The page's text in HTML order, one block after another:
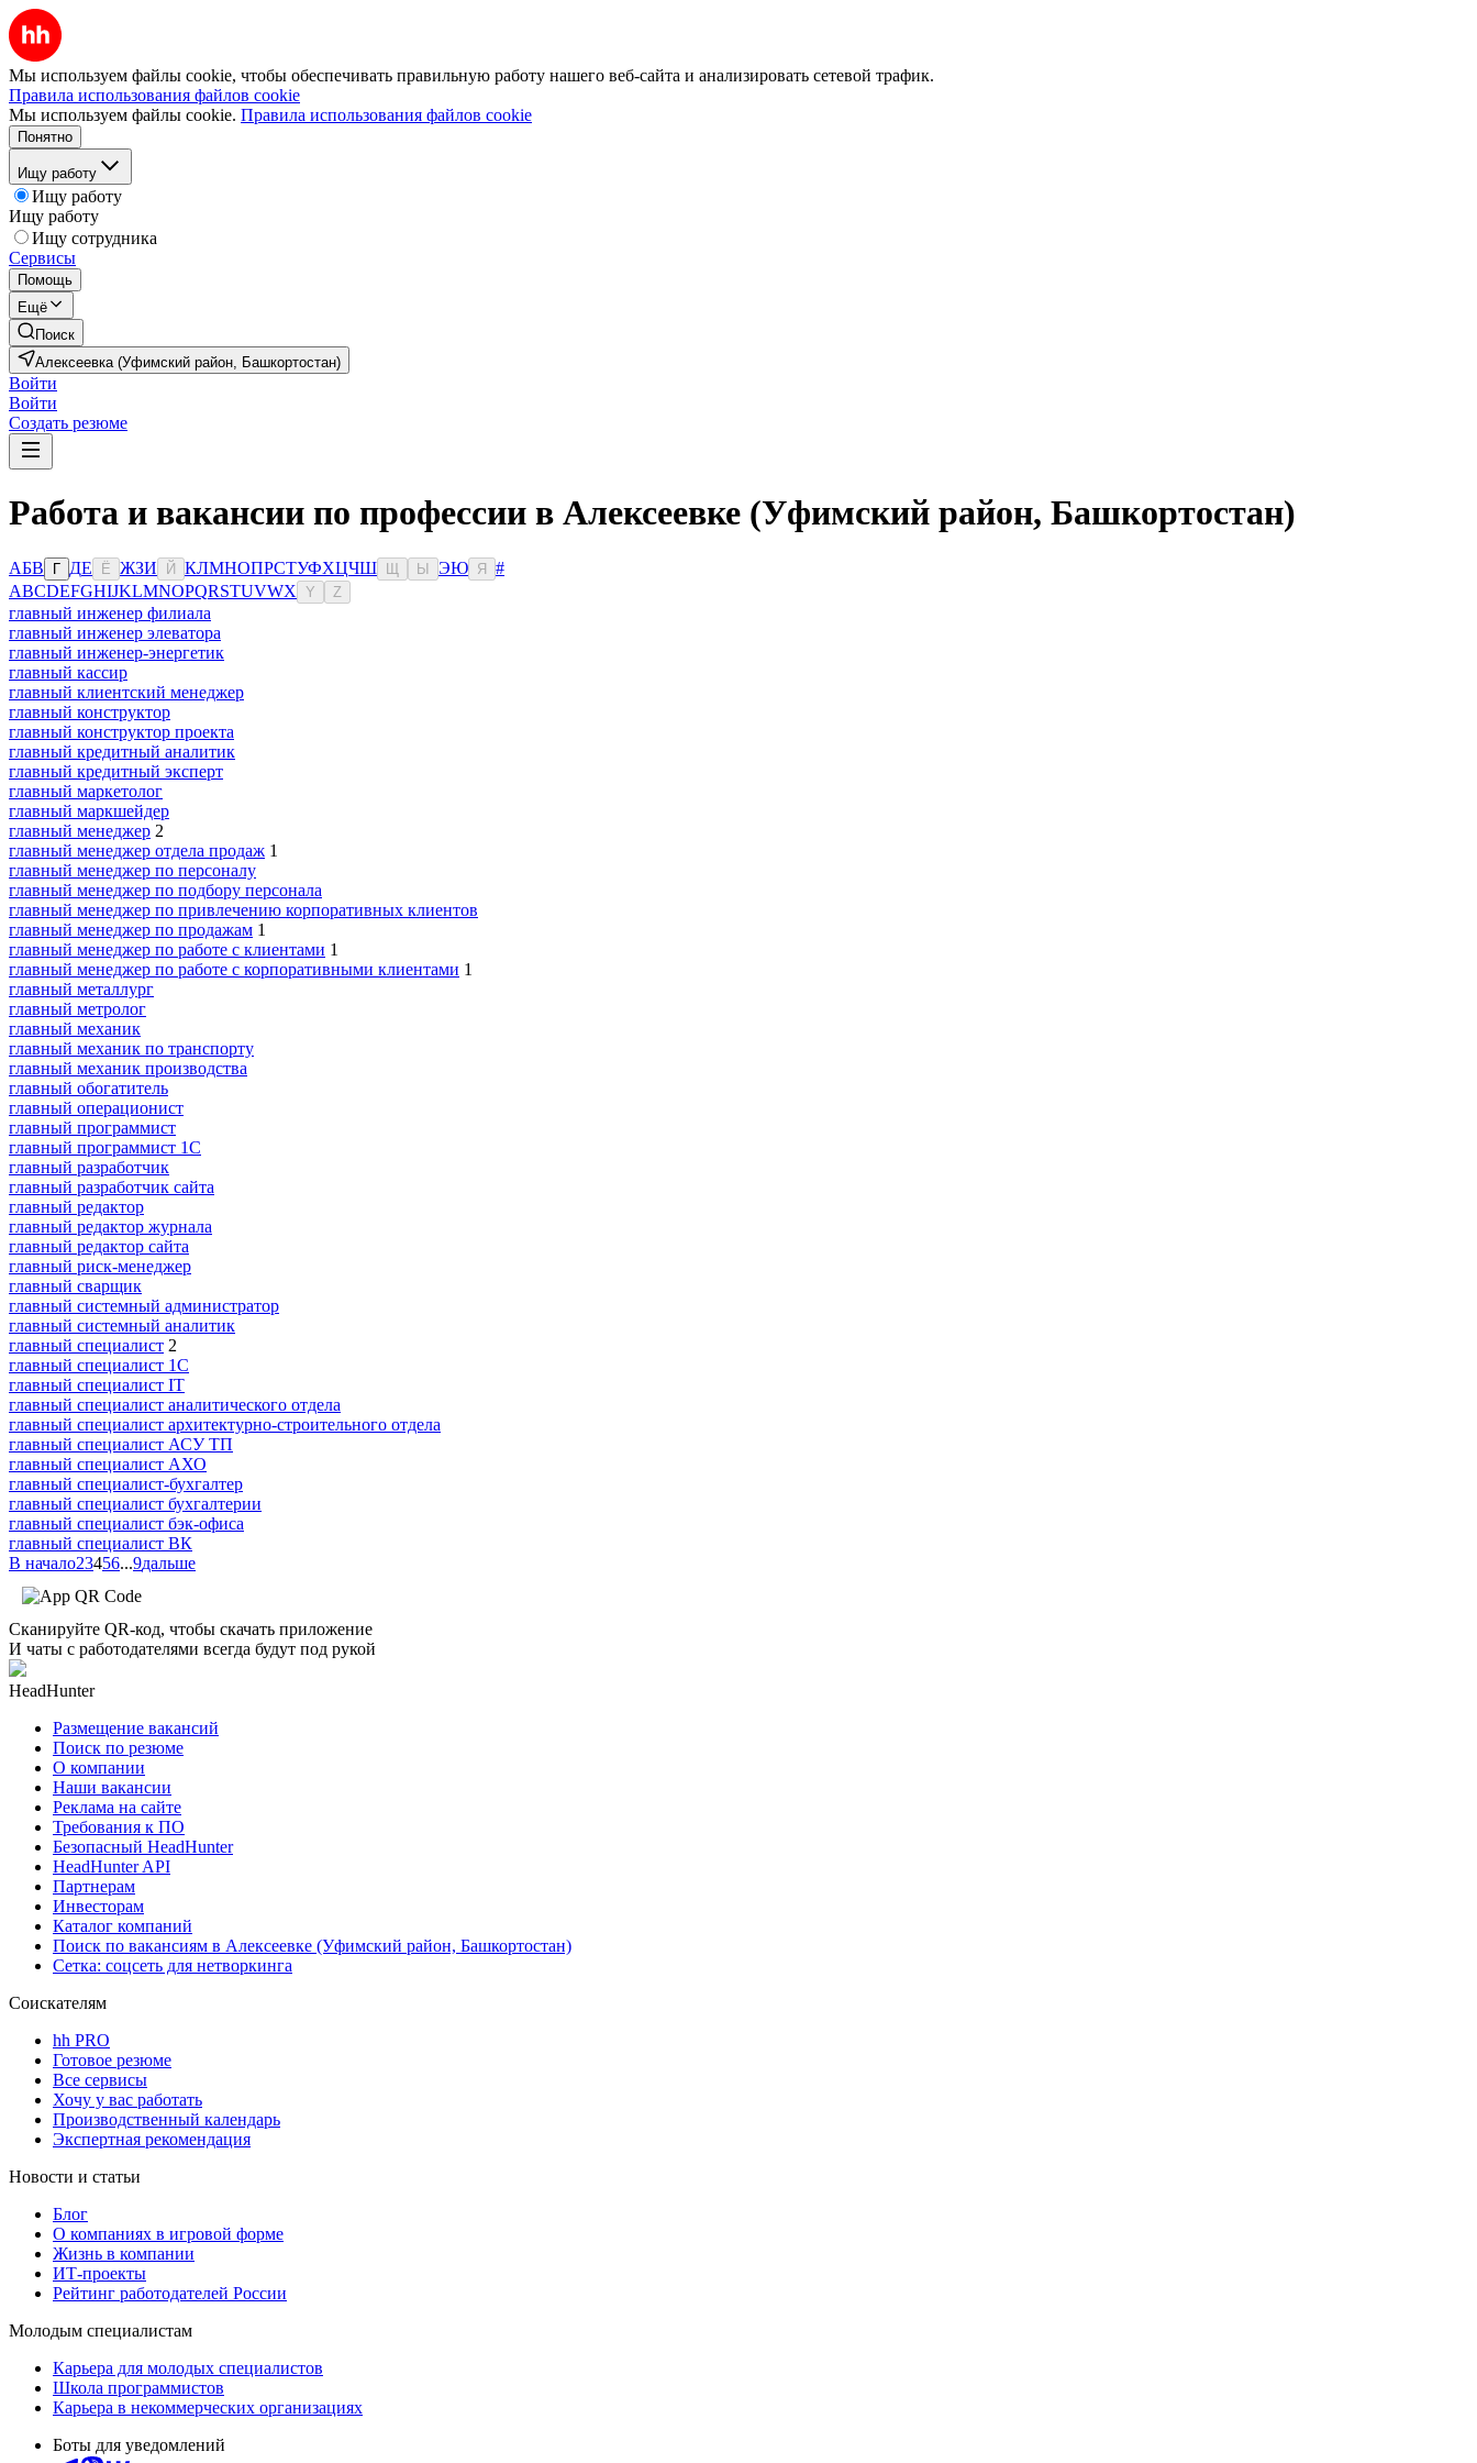
Мы используем файлы cookie, чтобы обеспечивать правильную работу нашего веб-сайта и анализировать сетевой трафик.
Правила использования файлов cookie
Мы используем файлы cookie. Правила использования файлов cookie
Понятно
Ищу работу
Ищу работу
Ищу работу
Ищу сотрудника
Сервисы
Помощь
Ещё
Поиск
Алексеевка (Уфимский район, Башкортостан)
Войти
Войти
Создать резюме
Работа и вакансии по профессии в Алексеевке (Уфимский район, Башкортостан)
АБВ Г ДЕ Ё ЖЗИ Й КЛМНОПРСТУФХЦЧШ Ы ЭЮ Я
#
ABCDEFGHIJKLMNOPQRSTUVWX Y Z
главный инженер филиала
главный инженер элеватора
главный инженер-энергетик
главный кассир
главный клиентский менеджер
главный конструктор
главный конструктор проекта
главный кредитный аналитик
главный кредитный эксперт
главный маркетолог
главный маркшейдер
главный менеджер 2
главный менеджер отдела продаж 1
главный менеджер по персоналу
главный менеджер по подбору персонала
главный менеджер по привлечению корпоративных клиентов
главный менеджер по продажам 1
главный менеджер по работе с клиентами 1
главный менеджер по работе с корпоративными клиентами 1
главный металлург
главный метролог
главный механик
главный механик по транспорту
главный механик производства
главный обогатитель
главный операционист
главный программист
главный программист 1С
главный разработчик
главный разработчик сайта
главный редактор
главный редактор журнала
главный редактор сайта
главный риск-менеджер
главный сварщик
главный системный администратор
главный системный аналитик
главный специалист 2
главный специалист 1С
главный специалист IT
главный специалист аналитического отдела
главный специалист архитектурно-строительного отдела
главный специалист АСУ ТП
главный специалист АХО
главный специалист-бухгалтер
главный специалист бухгалтерии
главный специалист бэк-офиса
главный специалист ВК
В начало23456...9дальше
Сканируйте QR-код, чтобы скачать приложение
И чаты с работодателями всегда будут под рукой
HeadHunter
Размещение вакансий
Поиск по резюме
О компании
Наши вакансии
Реклама на сайте
Требования к ПО
Безопасный HeadHunter
HeadHunter API
Партнерам
Инвесторам
Каталог компаний
Поиск по вакансиям в Алексеевке (Уфимский район, Башкортостан)
Сетка: соцсеть для нетворкинга
Соискателям
hh PRO
Готовое резюме
Все сервисы
Хочу у вас работать
Производственный календарь
Экспертная рекомендация
Новости и статьи
Блог
О компаниях в игровой форме
Жизнь в компании
ИТ-проекты
Рейтинг работодателей России
Молодым специалистам
Карьера для молодых специалистов
Школа программистов
Карьера в некоммерческих организациях
Боты для уведомлений